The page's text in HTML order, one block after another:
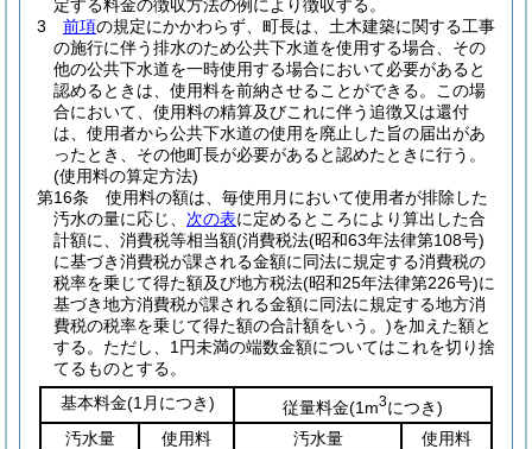
定する料金の徴収方法の例により徴収する。
3
前項の規定にかかわらず、町長は、土木建築に関する工事
の施行に伴う排水のため公共下水道を使用する場合、その
他の公共下水道を一時使用する場合において必要があると
認めるときは、使用料を前納させることができる。
この場
合において、使用料の精算及びこれに伴う追徴又は還付
は、使用者から公共下水道の使用を廃止した旨の届出があ
ったとき、その他町長が必要があると認めたときに行う。
(使用料の算定方法)
第16条
使用料の額は、毎使用月において使用者が排除した
汚水の量に応じ、 次の表に定めるところにより算出した合
計額に、消費税等相当額(消費税法(昭和63年法律第108号)
に基づき消費税が課される金額に同法に規定する消費税の
税率を乗じて得た額及び地方税法(昭和25年法律第226号)に
基づき地方消費税が課される金額に同法に規定する地方消
費税の税率を乗じて得た額の合計額をいう。)を加えた額と
する。 ただし、1円未満の端数金額についてはこれを切り捨
てるものとする。
基本料金(1月につき) 従量料金(1m3につき)
汚水量
使用料 汚水量
使用料